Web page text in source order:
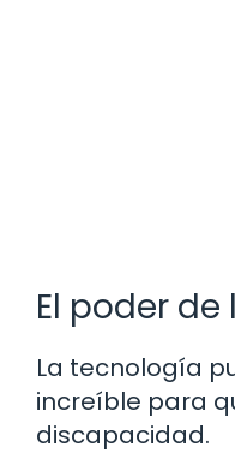
El poder
La tecnología
increíble para
discapacidad.